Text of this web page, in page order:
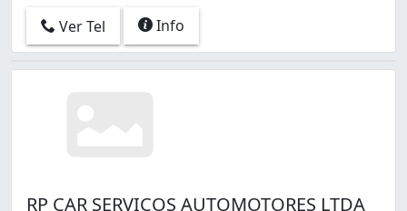
Ver Tel Info
RP CAR SERVICOS AUTOMOTORES LTDA